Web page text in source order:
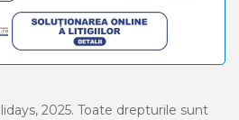
2025. Toate drepturile sunt